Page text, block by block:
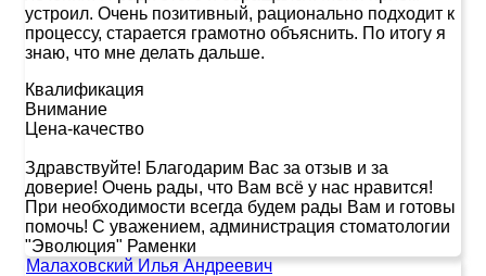
устроил. Очень позитивный, рационально подходит к
процессу, старается грамотно объяснить. По итогу я
знаю, что мне делать дальше.
Квалификация
Внимание
Цена-качество
Здравствуйте! Благодарим Вас за отзыв и за
доверие! Очень рады, что Вам всё у нас нравится!
При необходимости всегда будем рады Вам и готовы
помочь! С уважением, администрация стоматологии
"Эволюция" Раменки
Малаховский Илья Андреевич